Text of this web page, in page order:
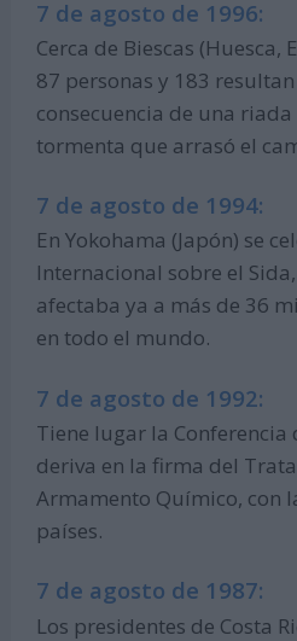
7 de agosto de 1996:
Cerca de Biescas (Huesca,
87 personas y 183
consecuencia de una
tormenta que arrasó el
7 de agosto de 1994:
En Yokohama (Japón) se
Internacional sobre el
afectaba ya a más de 36
en todo el mundo.
7 de agosto de 1992:
Tiene lugar la Conferencia
deriva en la firma del
Armamento Químico, con
países.
7 de agosto de 1987:
Los presidentes de Costa